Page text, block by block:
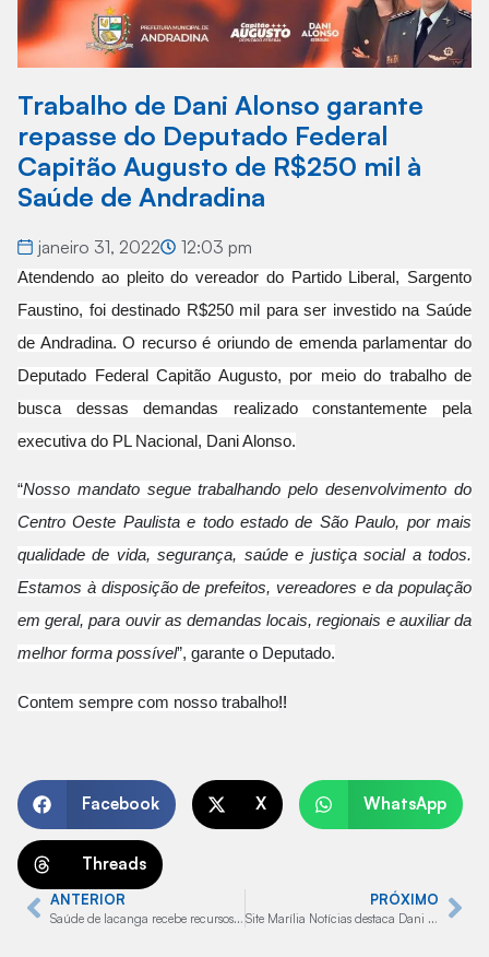
Trabalho de Dani Alonso garante
repasse do Deputado Federal
Capitão Augusto de R$250 mil à
Saúde de Andradina
janeiro 31, 2022 12:03 pm
Atendendo ao pleito do vereador do Partido Liberal, Sargento
Faustino, foi destinado R$250 mil para ser investido na Saúde
de Andradina. O recurso é oriundo de emenda parlamentar do
Deputado Federal Capitão Augusto, por meio do trabalho de
busca dessas demandas realizado constantemente pela
executiva do PL Nacional, Dani Alonso.
“Nosso mandato segue trabalhando pelo desenvolvimento do
Centro Oeste Paulista e todo estado de São Paulo, por mais
qualidade de vida, segurança, saúde e justiça social a todos.
Estamos à disposição de prefeitos, vereadores e da população
em geral, para ouvir as demandas locais, regionais e auxiliar da
melhor forma possível”, garante o Deputado.
Contem sempre com nosso trabalho!!
Facebook X WhatsApp
Threads
ANTERIOR
Saúde de Iacanga recebe recursos do Deputado Federal Capitão Augusto, por intermédio de Dani Alonso
PRÓXIMO
Site Marília Notícias destaca Dani Alonso como Executiva Nacional do Partido Liberal (PL)